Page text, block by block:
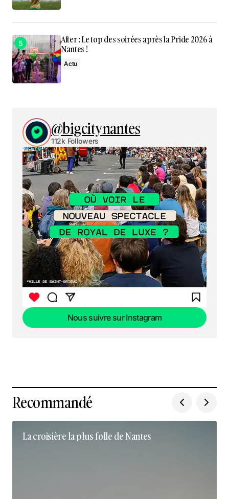
After : Le top des soirées après la Pride 2026 à
Nantes !
Actu
@bigcitynantes
112k Followers
Nous suivre sur Instagram
Recommandé
La croisière la plus folle de Nantes